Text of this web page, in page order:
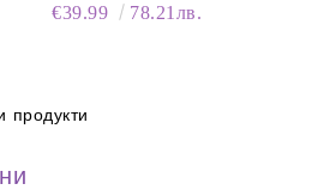
€39.99 78.21лв.
продукти